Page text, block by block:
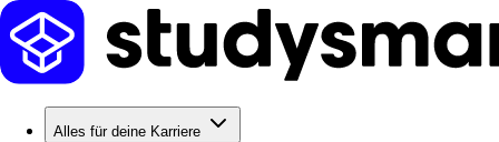
Alles für deine Karriere